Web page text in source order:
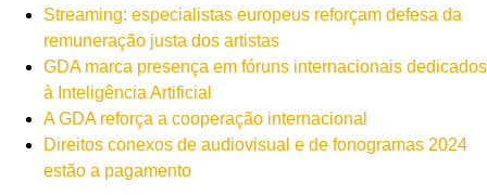
Streaming: especialistas europeus reforçam defesa da
remuneração justa dos artistas
GDA marca presença em fóruns internacionais dedicados
à Inteligência Artificial
A GDA reforça a cooperação internacional
Direitos conexos de audiovisual e de fonogramas 2024
estão a pagamento